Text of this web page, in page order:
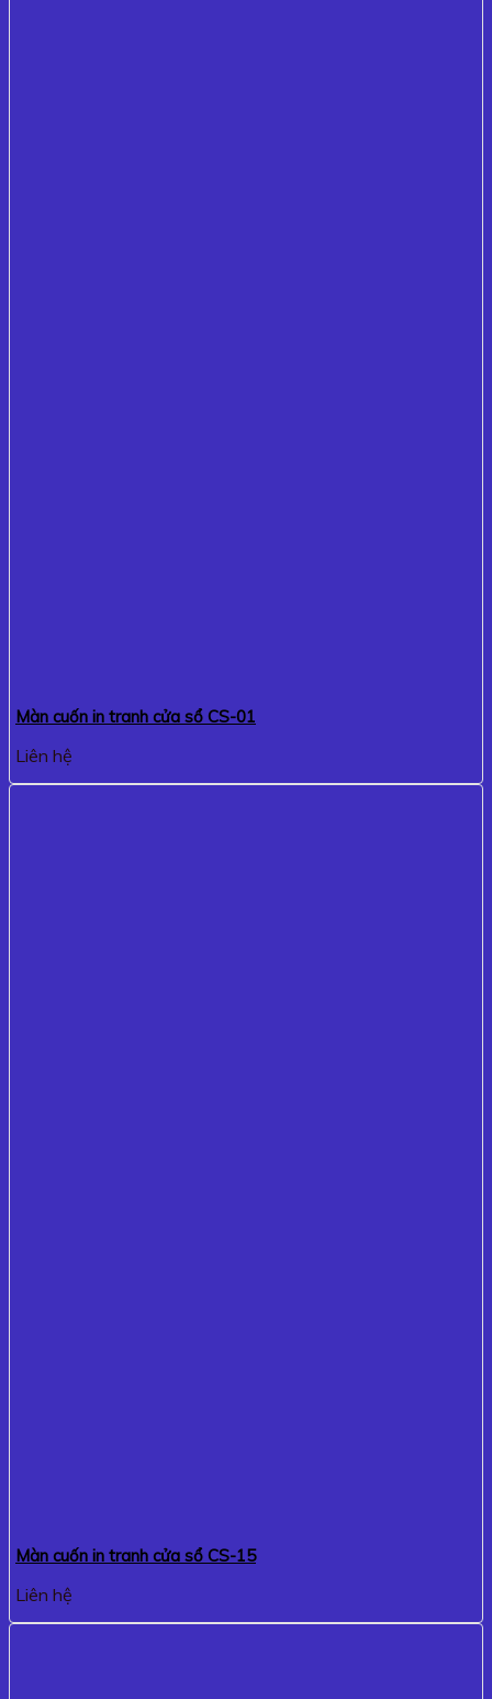
Màn cuốn in tranh cửa sổ CS-01
Liên hệ
Màn cuốn in tranh cửa sổ CS-15
Liên hệ